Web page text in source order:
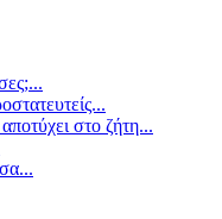
στο ζήτη...